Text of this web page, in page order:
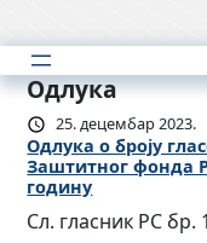
Одлука
25. децембар 2023.
Одлукa о броју
Заштитног фонда
годину
Сл. гласник РС бр.